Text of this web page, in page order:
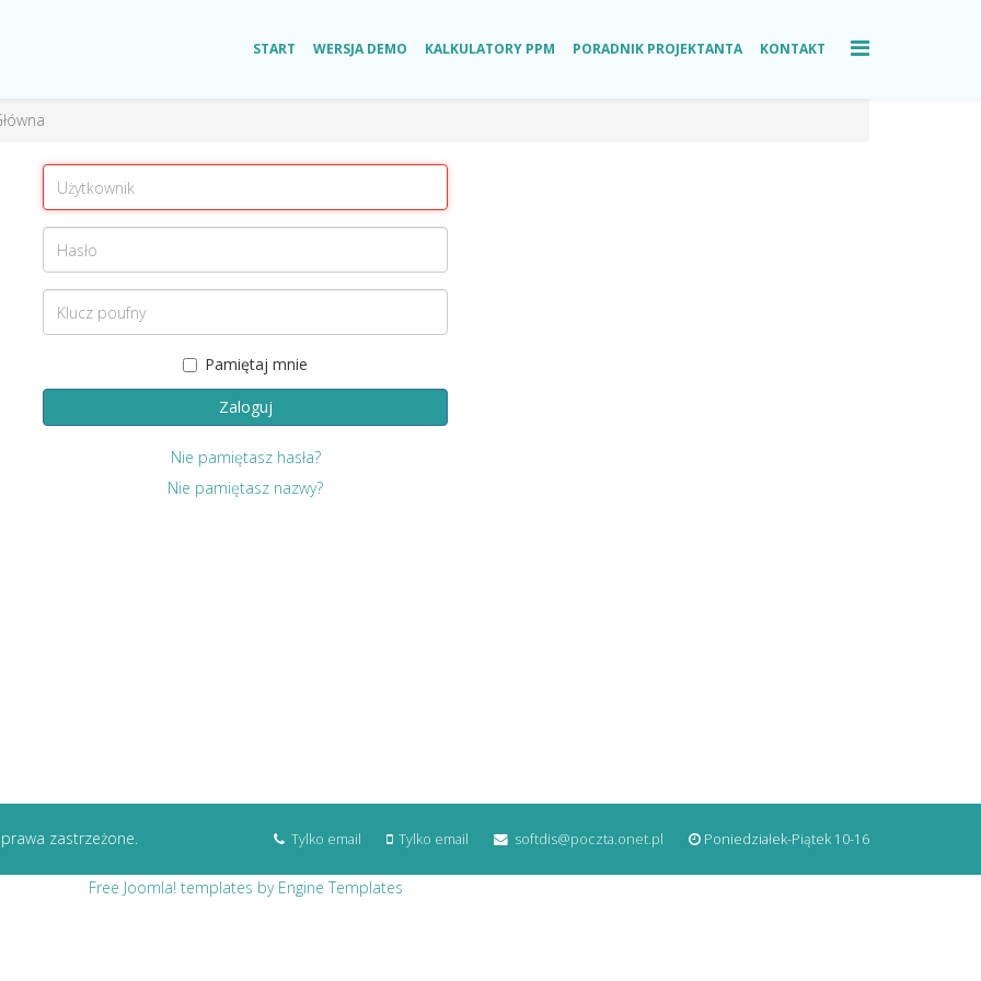
START WERSJA DEMO KALKULATORY PPM PORADNIK PROJEKTANTA KONTAKT
Pamiętaj mnie
Zaloguj
Nie pamiętasz hasła?
Nie pamiętasz nazwy?
Tylko email Tylko email softdis@poczta.onet.pl Poniedziałek-Piątek 10-16
zastrzeżone.
Free Joomla! templates by Engine Templates